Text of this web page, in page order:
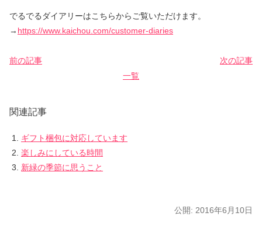
でるでるダイアリーはこちらからご覧いただけます。
→ https://www.kaichou.com/customer-diaries
前の記事
次の記事
一覧
関連記事
ギフト梱包に対応しています
楽しみにしている時間
新緑の季節に思うこと
公開: 2016年6月10日